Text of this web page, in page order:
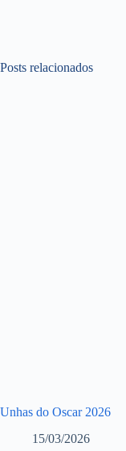
Posts relacionados
Unhas do Oscar 2026
15/03/2026